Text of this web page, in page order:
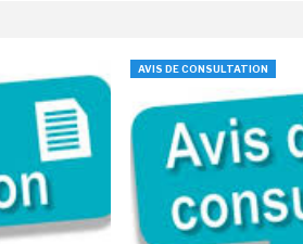
AVIS DE CONSULTATION